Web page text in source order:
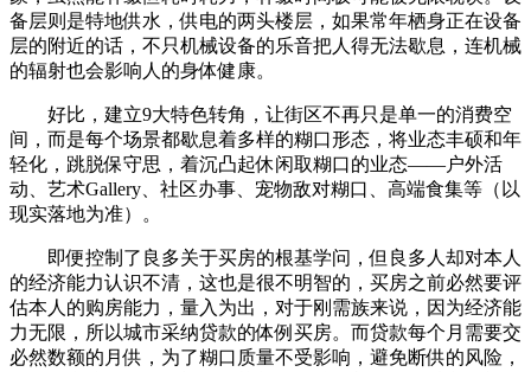
备层则是特地供水，供电的两头楼层，如果常年栖身正在设备
层的附近的话，不只机械设备的乐音把人得无法歇息，连机械
的辐射也会影响人的身体健康。
好比，建立9大特色转角，让街区不再只是单一的消费空
间，而是每个场景都歇息着多样的糊口形态，将业态丰硕和年
轻化，跳脱保守思，着沉凸起休闲取糊口的业态——户外活
动、艺术Gallery、社区办事、宠物敌对糊口、高端食集等（以
现实落地为准）。
即便控制了良多关于买房的根基学问，但良多人却对本人
的经济能力认识不清，这也是很不明智的，买房之前必然要评
估本人的购房能力，量入为出，对于刚需族来说，因为经济能
力无限，所以城市采纳贷款的体例买房。而贷款每个月需要交
必然数额的月供，为了糊口质量不受影响，避免断供的风险，